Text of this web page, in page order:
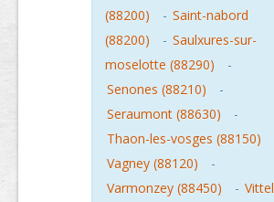
(88200)
- Saint-nabord
(88200)
- Saulxures-sur-
moselotte (88290)
-
Senones (88210)
-
Seraumont (88630)
-
Thaon-les-vosges (88150)
Vagney (88120)
-
Varmonzey (88450)
- Vittel